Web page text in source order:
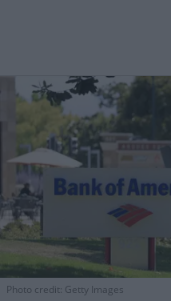
Photo credit: Getty Images